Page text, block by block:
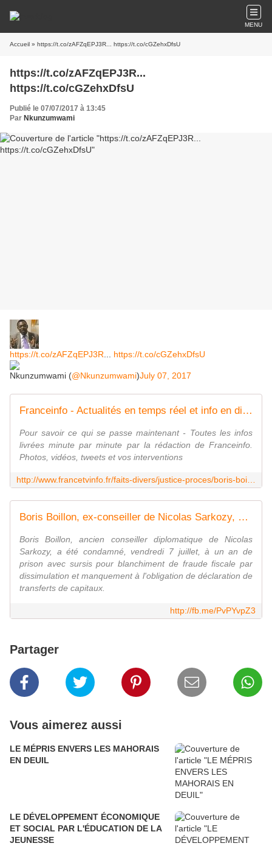
MENU
Accueil » https://t.co/zAFZqEPJ3R... https://t.co/cGZehxDfsU
https://t.co/zAFZqEPJ3R...
https://t.co/cGZehxDfsU
Publié le 07/07/2017 à 13:45
Par Nkunzumwami
https://t.co/zAFZqEPJ3R https://t.co/cGZehxDfsU
Nkunzumwami (@Nkunzumwami)July 07, 2017
Franceinfo - Actualités en temps réel et info en direct
Pour savoir ce qui se passe maintenant - Toutes les infos
livrées minute par minute par la rédaction de Franceinfo.
Photos, vidéos, tweets et vos interventions
Boris Boillon, ex-conseiller de Nicolas Sarkozy, est condamné à un an de prison avec sursis pour "blanchiment de fraude fiscale"
Boris Boillon, ancien conseiller diplomatique de Nicolas
Sarkozy, a été condamné, vendredi 7 juillet, à un an de
prison avec sursis pour blanchiment de fraude fiscale par
dissimulation et manquement à l'obligation de déclaration de
transferts de capitaux.
http://fb.me/PvPYvpZ3
Partager
Vous aimerez aussi
LE MÉPRIS ENVERS LES MAHORAIS
EN DEUIL
LE DÉVELOPPEMENT ÉCONOMIQUE
ET SOCIAL PAR L'ÉDUCATION DE LA
JEUNESSE